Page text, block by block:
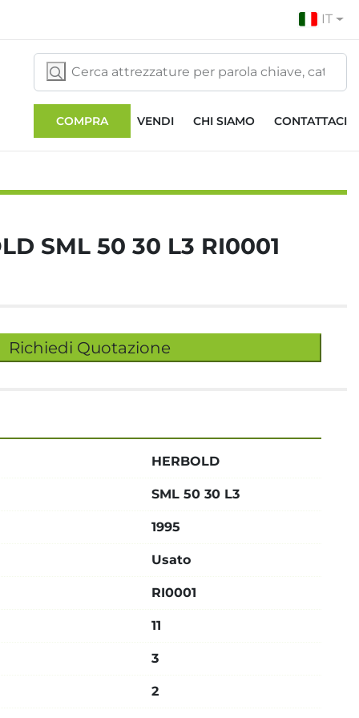
IT
COMPRA VENDI CHI SIAMO CONTATTACI
SML 50 30 L3 RI0001
Richiedi Quotazione
HERBOLD
SML 50 30 L3
1995
Usato
RI0001
11
3
2